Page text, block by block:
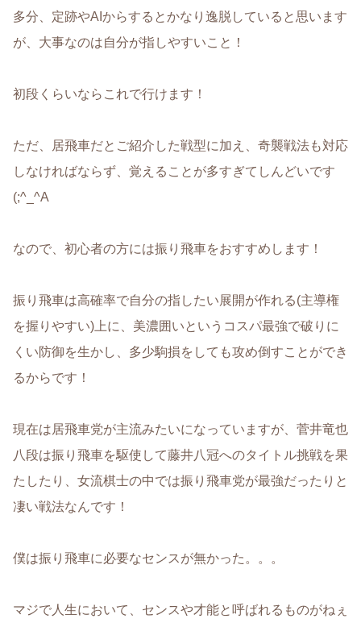
多分、定跡やAIからするとかなり逸脱していると思います
が、大事なのは自分が指しやすいこと！
初段くらいならこれで行けます！
ただ、居飛車だとご紹介した戦型に加え、奇襲戦法も対応
しなければならず、覚えることが多すぎてしんどいです
(;^_^A
なので、初心者の方には振り飛車をおすすめします！
振り飛車は高確率で自分の指したい展開が作れる(主導権
を握りやすい)上に、美濃囲いというコスパ最強で破りに
くい防御を生かし、多少駒損をしても攻め倒すことができ
るからです！
現在は居飛車党が主流みたいになっていますが、菅井竜也
八段は振り飛車を駆使して藤井八冠へのタイトル挑戦を果
たしたり、女流棋士の中では振り飛車党が最強だったりと
凄い戦法なんです！
僕は振り飛車に必要なセンスが無かった。。。
マジで人生において、センスや才能と呼ばれるものがねぇ